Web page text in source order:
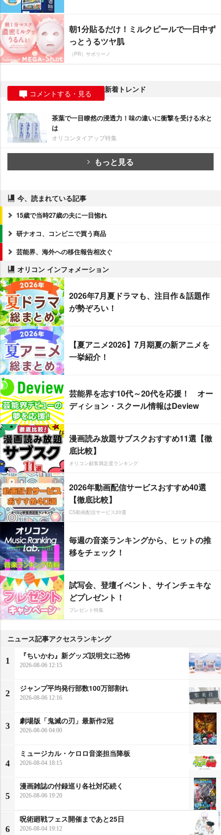
朝1分貼るだけ！ミルクピールで一日中ず
っとうるツヤ肌
（PR）サボリーノ
コメントする・見る 新着トレンド
茶葉で一目瞭然の浸透力！味の違いに衝撃を受ける水と
は
オリコンタイアップ特集
もっと見る
今、読まれている記事
15歳で当時27歳の夫に一目惚れ
研ナオコ、コンビニで買う商品
芸能界、海外への移住報告相次ぐ
オリコン インフォメーション
2026年7月夏ドラマも、注目作＆話題作
が勢ぞろい！
【夏アニメ2026】7月期夏の新アニメを
一挙紹介！
芸能界を志す10代～20代を応援！ オー
ディション・スクール情報はDeview
漫画読み放題サブスクおすすめ11選【徹
底比較】
オリコン顧客満足度ランキング
2026年動画配信サービスおすすめ40選
【徹底比較】
CS動画配信サービス20選
毎週の音楽ランキングから、ヒットの推
移をチェック！
試写会、登壇イベント、サインチェキな
どプレゼント！
プレゼント特集
ニュース記事アクセスランキング
1
『ちいかわ』新グッズ説明文に恐怖
2026-08-06 12:15
2
ジャンプ平均発行部数100万部割れ
2026-08-06 12:16
3
劇場版「鬼滅の刃」最新作2冠
2026-08-06 04:00
4
ミュージカル・ケロロ音楽担当降板
2026-08-04 18:15
5
漫画雑誌の付録巡り各社対応続く
2026-08-06 19:20
6
呪術廻戦フェス開催まであと25日
2026-08-04 19:12